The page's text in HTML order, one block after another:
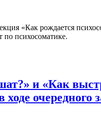
«Как рождается
по психосоматике.
и «Как
очередного